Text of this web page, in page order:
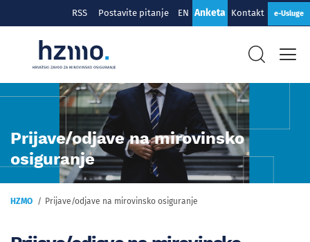
RSS Postavite pitanje EN Anketa Kontakt e-Usluge
Prijave/odjave na mirovinsko
osiguranje
HZMO Prijave/odjave na mirovinsko osiguranje